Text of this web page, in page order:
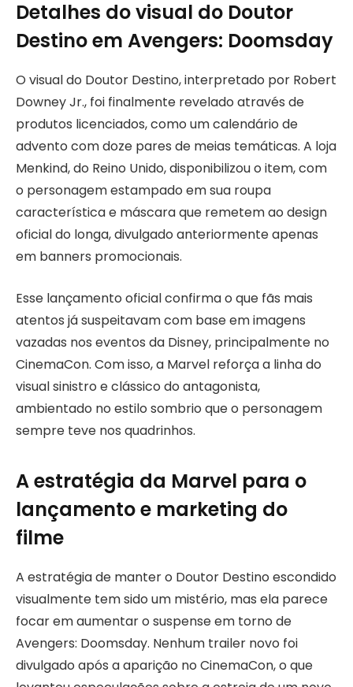
Detalhes do visual do Doutor
Destino em Avengers: Doomsday
O visual do Doutor Destino, interpretado por Robert
Downey Jr., foi finalmente revelado através de
produtos licenciados, como um calendário de
advento com doze pares de meias temáticas. A loja
Menkind, do Reino Unido, disponibilizou o item, com
o personagem estampado em sua roupa
característica e máscara que remetem ao design
oficial do longa, divulgado anteriormente apenas
em banners promocionais.
Esse lançamento oficial confirma o que fãs mais
atentos já suspeitavam com base em imagens
vazadas nos eventos da Disney, principalmente no
CinemaCon. Com isso, a Marvel reforça a linha do
visual sinistro e clássico do antagonista,
ambientado no estilo sombrio que o personagem
sempre teve nos quadrinhos.
A estratégia da Marvel para o
lançamento e marketing do
filme
A estratégia de manter o Doutor Destino escondido
visualmente tem sido um mistério, mas ela parece
focar em aumentar o suspense em torno de
Avengers: Doomsday. Nenhum trailer novo foi
divulgado após a aparição no CinemaCon, o que